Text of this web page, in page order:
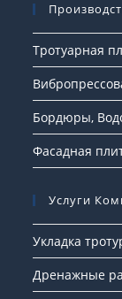
Тротуарная
Бордюры,
Фасадная
Услуги
Укладка
Дренажные